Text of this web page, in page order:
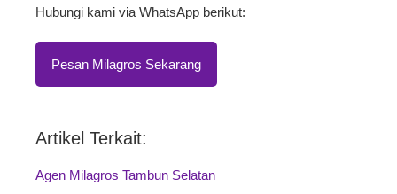
Hubungi kami via WhatsApp berikut:
Pesan Milagros Sekarang
Artikel Terkait:
Agen Milagros Tambun Selatan